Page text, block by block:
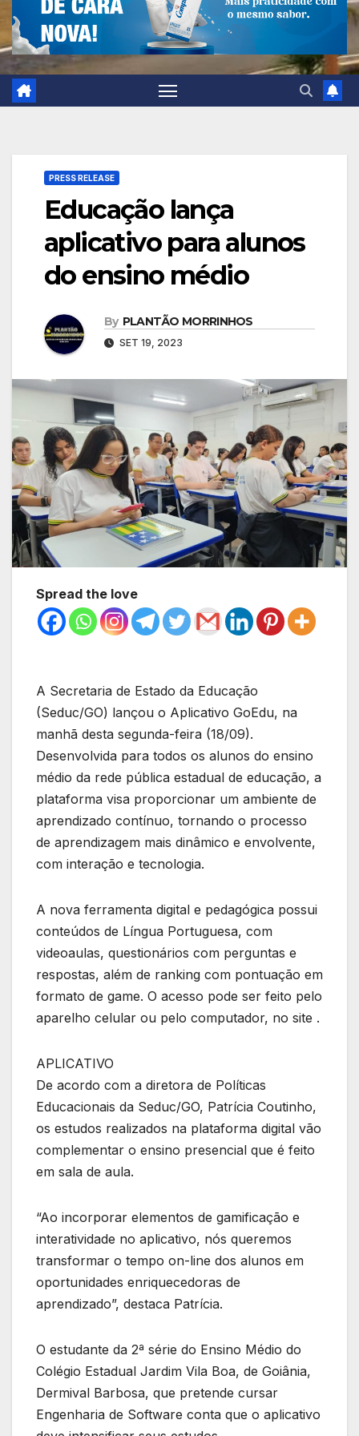
PRESS RELEASE
Educação lança
aplicativo para alunos
do ensino médio
By PLANTÃO MORRINHOS
SET 19, 2023
Spread the love
A Secretaria de Estado da Educação
(Seduc/GO) lançou o Aplicativo GoEdu, na
manhã desta segunda-feira (18/09).
Desenvolvida para todos os alunos do ensino
médio da rede pública estadual de educação, a
plataforma visa proporcionar um ambiente de
aprendizado contínuo, tornando o processo
de aprendizagem mais dinâmico e envolvente,
com interação e tecnologia.
A nova ferramenta digital e pedagógica possui
conteúdos de Língua Portuguesa, com
videoaulas, questionários com perguntas e
respostas, além de ranking com pontuação em
formato de game. O acesso pode ser feito pelo
aparelho celular ou pelo computador, no site .
APLICATIVO
De acordo com a diretora de Políticas
Educacionais da Seduc/GO, Patrícia Coutinho,
os estudos realizados na plataforma digital vão
complementar o ensino presencial que é feito
em sala de aula.
“Ao incorporar elementos de gamificação e
interatividade no aplicativo, nós queremos
transformar o tempo on-line dos alunos em
oportunidades enriquecedoras de
aprendizado”, destaca Patrícia.
O estudante da 2ª série do Ensino Médio do
Colégio Estadual Jardim Vila Boa, de Goiânia,
Dermival Barbosa, que pretende cursar
Engenharia de Software conta que o aplicativo